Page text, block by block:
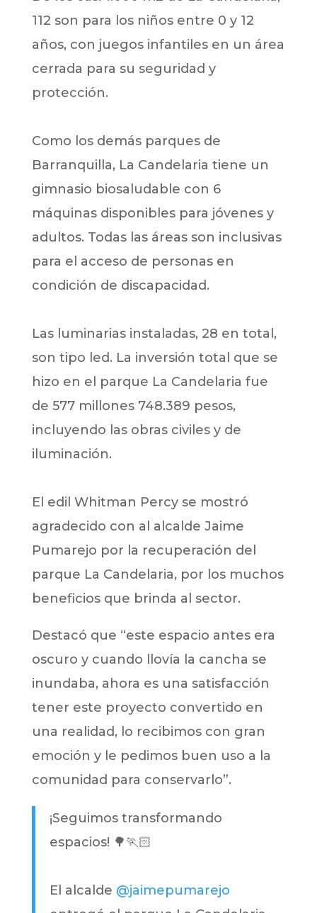
112 son para los niños entre 0 y 12
años, con juegos infantiles en un área
cerrada para su seguridad y
protección.
Como los demás parques de
Barranquilla, La Candelaria tiene un
gimnasio biosaludable con 6
máquinas disponibles para jóvenes y
adultos. Todas las áreas son inclusivas
para el acceso de personas en
condición de discapacidad.
Las luminarias instaladas, 28 en total,
son tipo led. La inversión total que se
hizo en el parque La Candelaria fue
de 577 millones 748.389 pesos,
incluyendo las obras civiles y de
iluminación.
El edil Whitman Percy se mostró
agradecido con al alcalde Jaime
Pumarejo por la recuperación del
parque La Candelaria, por los muchos
beneficios que brinda al sector.
Destacó que “este espacio antes era
oscuro y cuando llovía la cancha se
inundaba, ahora es una satisfacción
tener este proyecto convertido en
una realidad, lo recibimos con gran
emoción y le pedimos buen uso a la
comunidad para conservarlo”.
¡Seguimos transformando
espacios! 🌳🏃🏻
El alcalde @jaimepumarejo